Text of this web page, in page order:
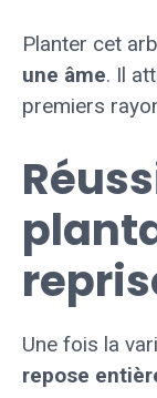
Planter cet
une âme. Il
premiers
Une fois la
repose